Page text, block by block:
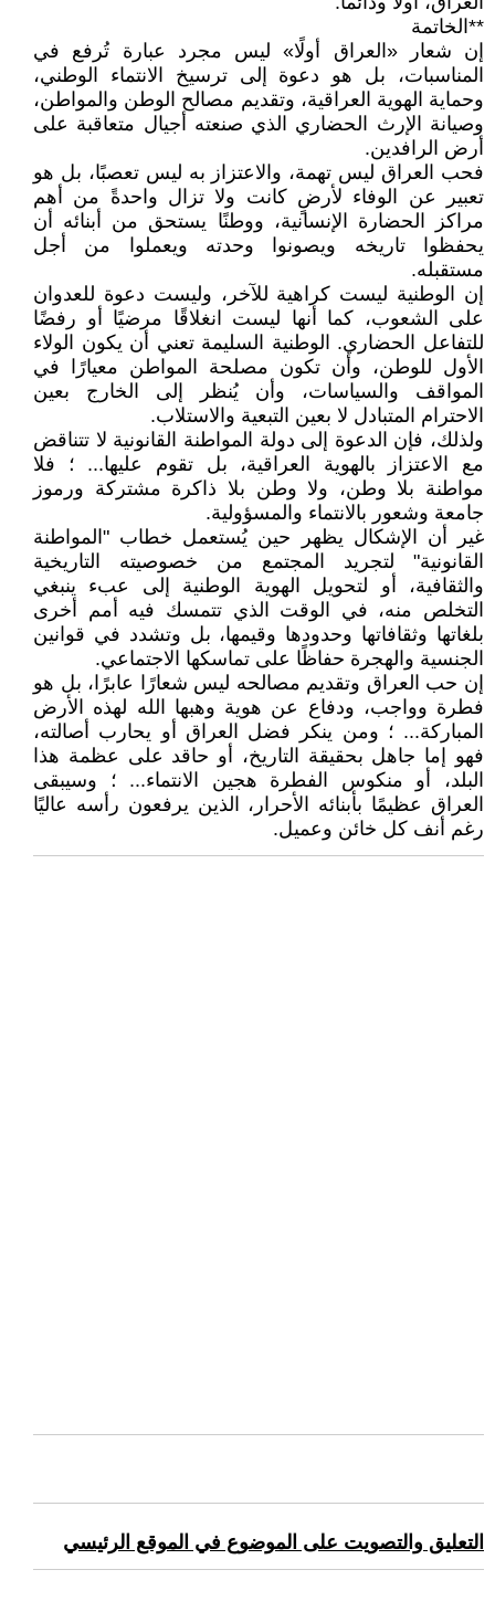
**الخاتمة
إن شعار «العراق أولًا» ليس مجرد عبارة تُرفع في
المناسبات، بل هو دعوة إلى ترسيخ الانتماء الوطني،
وحماية الهوية العراقية، وتقديم مصالح الوطن والمواطن،
وصيانة الإرث الحضاري الذي صنعته أجيال متعاقبة على
أرض الرافدين.
فحب العراق ليس تهمة، والاعتزاز به ليس تعصبًا، بل هو
تعبير عن الوفاء لأرضٍ كانت ولا تزال واحدةً من أهم
مراكز الحضارة الإنسانية، ووطنًا يستحق من أبنائه أن
يحفظوا تاريخه ويصونوا وحدته ويعملوا من أجل
مستقبله.
إن الوطنية ليست كراهية للآخر، وليست دعوة للعدوان
على الشعوب، كما أنها ليست انغلاقًا مرضيًا أو رفضًا
للتفاعل الحضاري. الوطنية السليمة تعني أن يكون الولاء
الأول للوطن، وأن تكون مصلحة المواطن معيارًا في
المواقف والسياسات، وأن يُنظر إلى الخارج بعين
الاحترام المتبادل لا بعين التبعية والاستلاب.
ولذلك، فإن الدعوة إلى دولة المواطنة القانونية لا تتناقض
مع الاعتزاز بالهوية العراقية، بل تقوم عليها... ؛ فلا
مواطنة بلا وطن، ولا وطن بلا ذاكرة مشتركة ورموز
جامعة وشعور بالانتماء والمسؤولية.
غير أن الإشكال يظهر حين يُستعمل خطاب "المواطنة
القانونية" لتجريد المجتمع من خصوصيته التاريخية
والثقافية، أو لتحويل الهوية الوطنية إلى عبء ينبغي
التخلص منه، في الوقت الذي تتمسك فيه أمم أخرى
بلغاتها وثقافاتها وحدودها وقيمها، بل وتشدد في قوانين
الجنسية والهجرة حفاظًا على تماسكها الاجتماعي.
إن حب العراق وتقديم مصالحه ليس شعارًا عابرًا، بل هو
فطرة وواجب، ودفاع عن هوية وهبها الله لهذه الأرض
المباركة... ؛ ومن ينكر فضل العراق أو يحارب أصالته،
فهو إما جاهل بحقيقة التاريخ، أو حاقد على عظمة هذا
البلد، أو منكوس الفطرة هجين الانتماء... ؛ وسيبقى
العراق عظيمًا بأبنائه الأحرار، الذين يرفعون رأسه عاليًا
رغم أنف كل خائن وعميل.
التعليق والتصويت على الموضوع في الموقع الرئيسي